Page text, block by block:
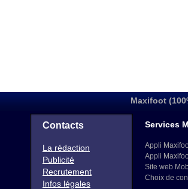
Maxifoot
Contacts
La rédaction
Publicité
Recrutement
Infos légales
Services
Appli
Appli
Site web
Choix de